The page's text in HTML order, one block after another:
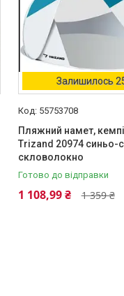
Залишилось
55753708
Пляжний намет,
Trizand 20974 синьо-
скловолокно
Готово до відправки
1 359 ₴
1 108,99 ₴